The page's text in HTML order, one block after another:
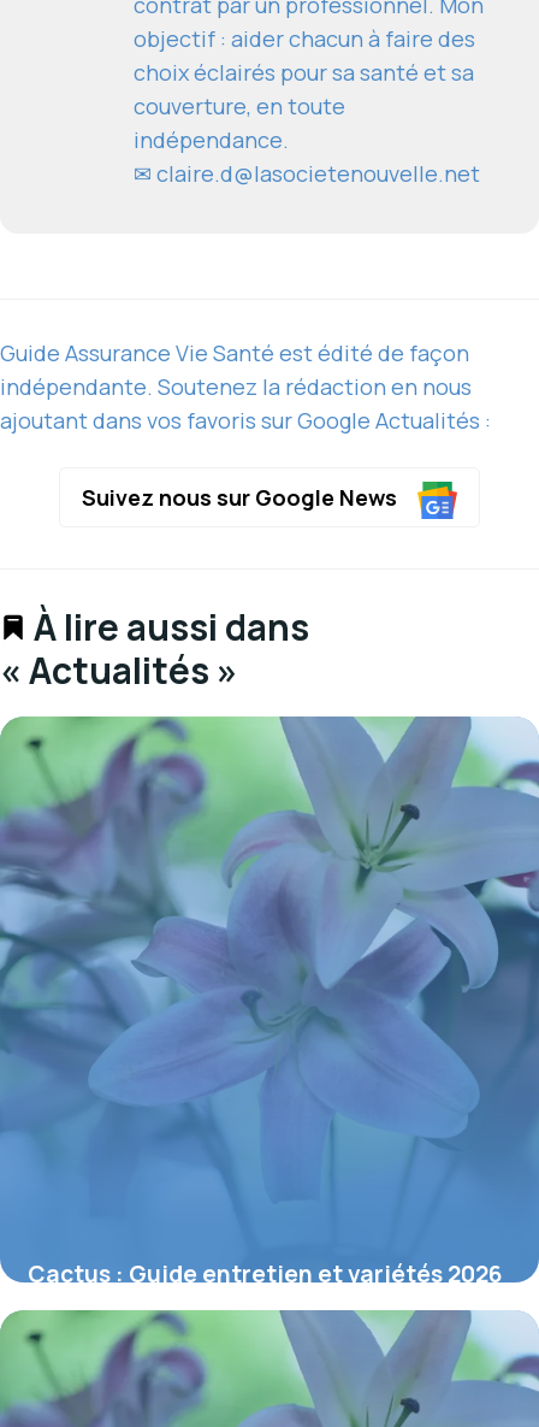
objectif : aider chacun à faire des
choix éclairés pour sa santé et sa
couverture, en toute
indépendance.
✉ claire.d@lasocietenouvelle.net
Guide Assurance Vie Santé est édité de façon
indépendante. Soutenez la rédaction en nous
ajoutant dans vos favoris sur Google Actualités :
Suivez nous sur Google News
À lire aussi dans
« Actualités »
Cactus : Guide entretien et variétés 2026
6 juin 2026